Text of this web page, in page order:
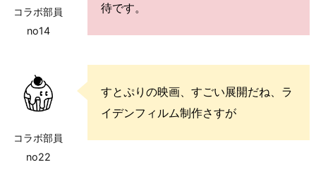
コラボ部員
no14
待です。
コラボ部員
no22
すとぷりの映画、すごい展開だね、ラ
イデンフィルム制作さすが